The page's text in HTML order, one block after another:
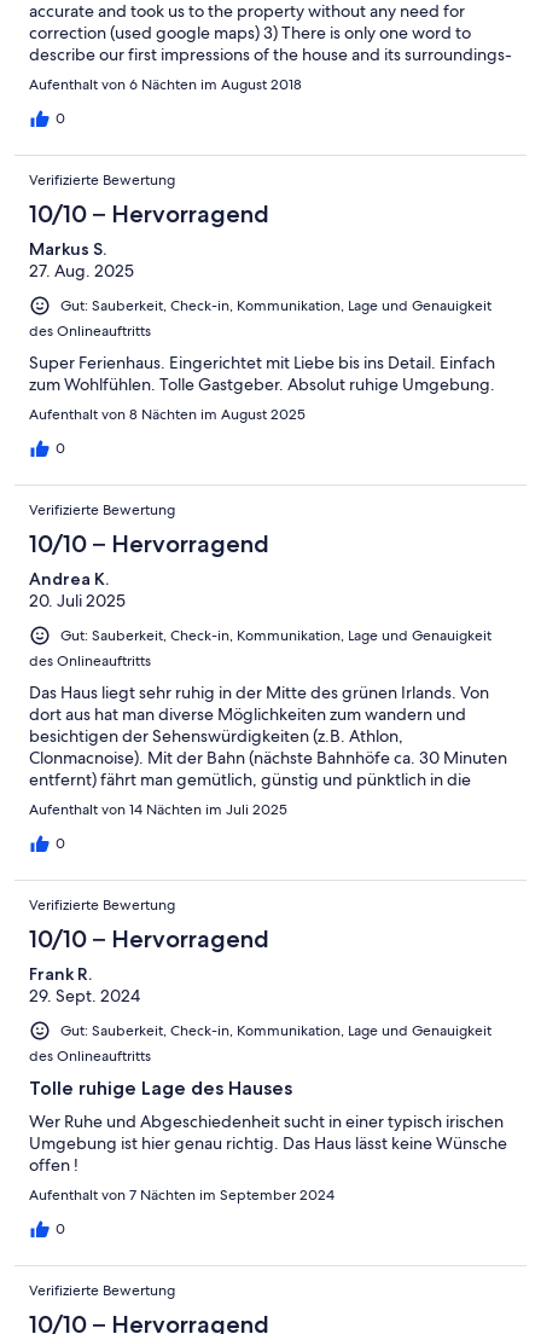
accurate and took us to the property without any need for
correction (used google maps) 3) There is only one word to
describe our first impressions of the house and its surroundings-
Wow! 4) Eva showed us the house and explained each and every
bit of information that we could need while we were there. 5)
The house has a Wifi (could not see mentioned in the
to welcome us and hand over the keys -she is friendly and very
professional. The owners had taken care of everything that
could be required during the stay and I mean everything (even
with instructions to use the appliances). 7) The house is situated
at about 3-5 minutes of walking distance from the lake (Barley
Harbour) . 8) Longford town is about 30 min drive- here you can
find the superstores (Tesco/Aldi/Lidl etc.) There are other small
grocery stores that we found a bit closer. 9) Most of the places
that we visited during our stay were from 30 min (around
Longford) to 2.5 hours ish (Galway and Cliffs of Moher) of drive.
10) All in all the stay was perfect for us (family of 5) -the house
beautiful and the villagers are friendly and we really enjoyed-
Thanks to Eva and Freddy. Would recommend.
Aufenthalt von 6 Nächten im August 2018
0
Verifizierte Bewertung
10/10 – Hervorragend
Markus S.
27. Aug. 2025
Gut: Sauberkeit, Check-in, Kommunikation, Lage und Genauigkeit
des Onlineauftritts
Super Ferienhaus. Eingerichtet mit Liebe bis ins Detail. Einfach
zum Wohlfühlen. Tolle Gastgeber. Absolut ruhige Umgebung.
Aufenthalt von 8 Nächten im August 2025
0
Verifizierte Bewertung
10/10 – Hervorragend
Andrea K.
20. Juli 2025
Gut: Sauberkeit, Check-in, Kommunikation, Lage und Genauigkeit
des Onlineauftritts
Das Haus liegt sehr ruhig in der Mitte des grünen Irlands. Von
dort aus hat man diverse Möglichkeiten zum wandern und
besichtigen der Sehenswürdigkeiten (z.B. Athlon,
Clonmacnoise). Mit der Bahn (nächste Bahnhöfe ca. 30 Minuten
entfernt) fährt man gemütlich, günstig und pünktlich in die
größeren Städte wie Dublin, Galway oder Sligo.
Cottage bietet alles was man im Urlaub benötigt. Uns hat nichts
Cottage tadellos sauber. Die Gastgeber haben uns sehr herzlich
empfangen, alles erklärt und tolle Hilfestellung geleistet bei der
Planung der Ausflüge. Wir hatten eine tolle Zeit in Irland und
können sowohl die Lage, als auch die Gastgeber mit vollem
Herzen weiterempfehlen. Vielen lieben Dank Familie Bischop.
Aufenthalt von 14 Nächten im Juli 2025
0
Verifizierte Bewertung
10/10 – Hervorragend
Frank R.
29. Sept. 2024
Gut: Sauberkeit, Check-in, Kommunikation, Lage und Genauigkeit
des Onlineauftritts
Tolle ruhige Lage des Hauses
Wer Ruhe und Abgeschiedenheit sucht in einer typisch irischen
Umgebung ist hier genau richtig. Das Haus lässt keine Wünsche
offen !
Aufenthalt von 7 Nächten im September 2024
0
Verifizierte Bewertung
10/10 – Hervorragend